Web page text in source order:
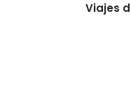
Viajes